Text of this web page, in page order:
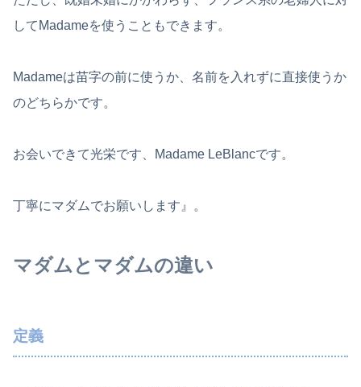
してMadameを使うこともできます。
Madameは苗字の前に使うか、名前を入れずに直接使うか
のどちらかです。
お会いできて光栄です、Madame LeBlancです。
丁寧にマダムでお願いします』。
マダムとマダムの違い
定義